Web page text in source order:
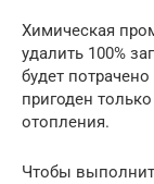
Химическая
удалить 100%
будет
пригоден
отопления.
Чтобы